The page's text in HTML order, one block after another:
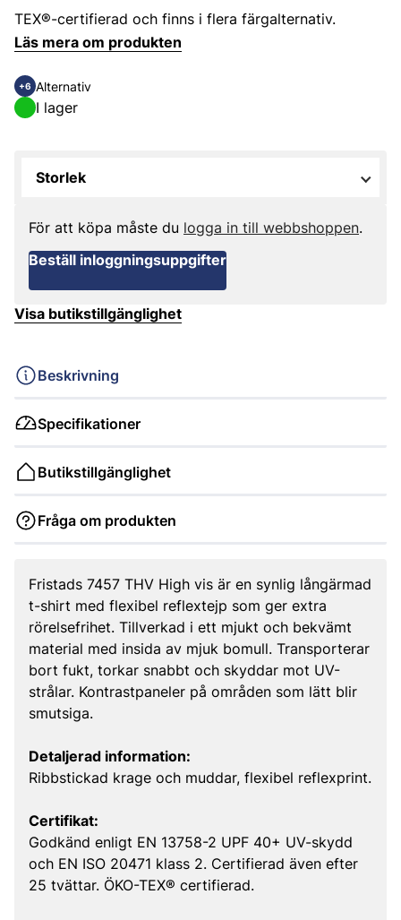
TEX®-certifierad och finns i flera färgalternativ.
Läs mera om produkten
+6 Alternativ
I lager
Storlek
För att köpa måste du logga in till webbshoppen.
Beställ inloggningsuppgifter
Visa butikstillgänglighet
Beskrivning
Specifikationer
Butikstillgänglighet
Fråga om produkten
Fristads 7457 THV High vis är en synlig långärmad
t-shirt med flexibel reflextejp som ger extra
rörelsefrihet. Tillverkad i ett mjukt och bekvämt
material med insida av mjuk bomull. Transporterar
bort fukt, torkar snabbt och skyddar mot UV-
strålar. Kontrastpaneler på områden som lätt blir
smutsiga.
Detaljerad information:
Ribbstickad krage och muddar, flexibel reflexprint.
Certifikat:
Godkänd enligt EN 13758-2 UPF 40+ UV-skydd
och EN ISO 20471 klass 2. Certifierad även efter
25 tvättar. ÖKO-TEX® certifierad.